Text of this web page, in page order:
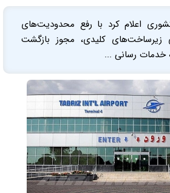
اعلام کرد با رفع محدودیت‌های
زیرساخت‌های کلیدی، مجوز بازگشت
خدمات‌ رسانی ...